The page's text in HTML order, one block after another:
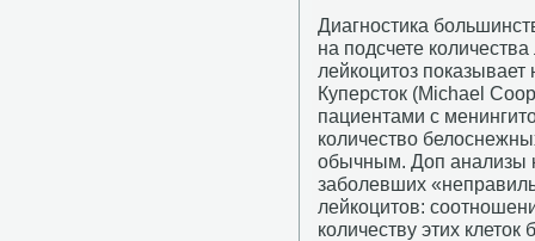
Диагностика
на подсчете
лейкоцитоз
Куперсток (Michael
пациентами с
количество
обычным. Доп анализы
заболевших
лейкоцитов:
количеству этих